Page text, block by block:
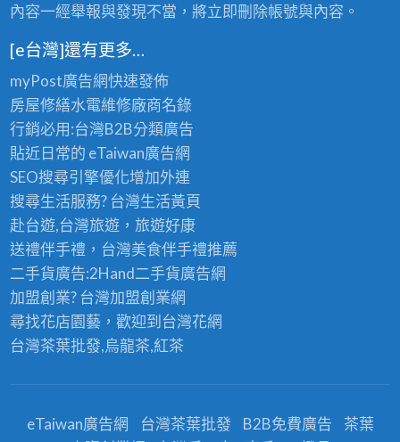
內容一經舉報與發現不當，將立即刪除帳號與內容。
[e台灣]還有更多…
myPost廣告網快速發佈
房屋修繕水電維修廠商名錄
行銷必用:台灣B2B分類廣告
貼近日常的 eTaiwan廣告網
SEO搜尋引擎優化增加外連
搜尋生活服務? 台灣生活黃頁
赴台遊,台灣旅遊，旅遊好康
送禮伴手禮，台灣美食伴手禮推薦
二手貨廣告:2Hand二手貨廣告網
加盟創業? 台灣加盟創業網
尋找花店園藝，歡迎到 台灣花網
台灣茶葉批發,烏龍茶,紅茶
eTaiwan廣告網 台灣茶葉批發 B2B免費廣告
茶葉